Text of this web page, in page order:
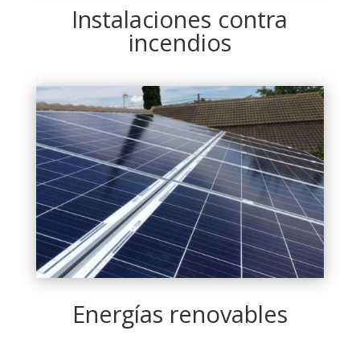
Instalaciones contra
incendios
Energías renovables